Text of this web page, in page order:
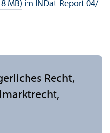
MB) im INDat-Report 04/
Recht,